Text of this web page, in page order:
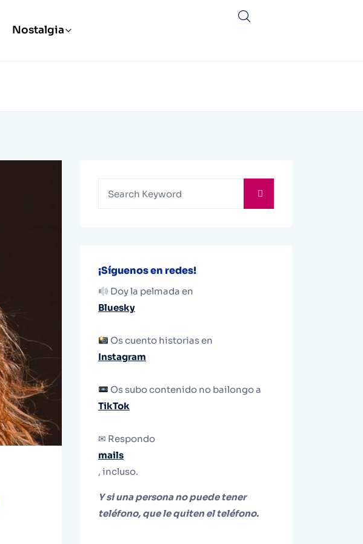
Nostalgia
¡Síguenos en redes!
Doy la pelmada en
Bluesky
Os cuento historias en
Instagram
Os subo contenido no bailongo a
TikTok
✉ Respondo
mails
, incluso.
Y si una persona no puede tener
teléfono, que le quiten el teléfono.